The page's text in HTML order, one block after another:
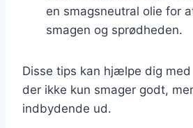
en smagsneutral olie for
smagen og sprødheden.
Disse tips kan hjælpe dig
der ikke kun smager godt,
indbydende ud.